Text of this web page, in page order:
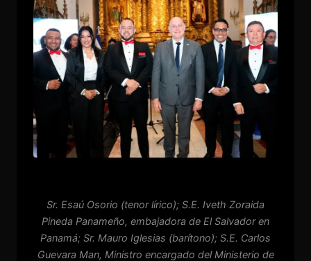
Sr. Esaú Osorio (tenor lírico); S.E. Iveth Zoraida
Pineda Panameño, embajadora de El Salvador en
Panamá; Sr. Mauro Iglesias (barítono); S.E. Carlos
Guevara Man, Ministro encargado del Ministerio de